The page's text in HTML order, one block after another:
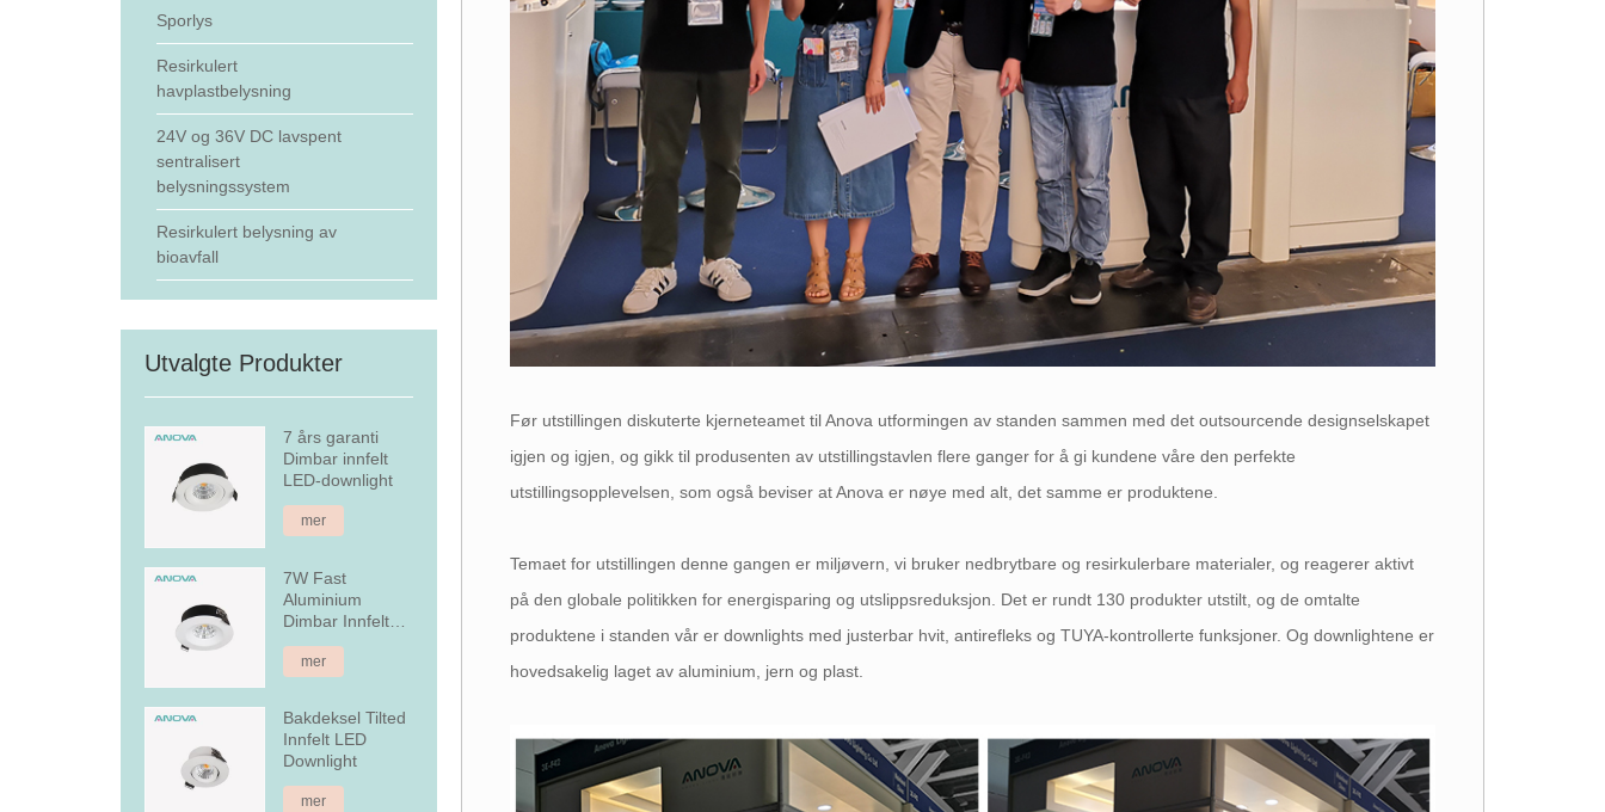
Sporlys
Resirkulert
havplastbelysning
24V og 36V DC lavspent
sentralisert
belysningssystem
Resirkulert belysning av
bioavfall
Utvalgte Produkter
7 års garanti
Dimbar innfelt
LED-downlight
mer
7W Fast
Aluminium
Dimbar Innfelt
LED Downlight
mer
Bakdeksel Tilted
Innfelt LED
Downlight
mer
Før utstillingen diskuterte kjerneteamet til Anova utformingen av standen sammen med det outsourcende designselskapet
igjen og igjen, og gikk til produsenten av utstillingstavlen flere ganger for å gi kundene våre den perfekte
utstillingsopplevelsen, som også beviser at Anova er nøye med alt, det samme er produktene.
Temaet for utstillingen denne gangen er miljøvern, vi bruker nedbrytbare og resirkulerbare materialer, og reagerer aktivt
på den globale politikken for energisparing og utslippsreduksjon. Det er rundt 130 produkter utstilt, og de omtalte
produktene i standen vår er downlights med justerbar hvit, antirefleks og TUYA-kontrollerte funksjoner. Og downlightene er
hovedsakelig laget av aluminium, jern og plast.